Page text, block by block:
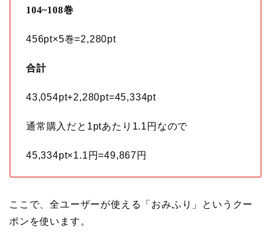
104~108巻
456pt×5巻=2,280pt
合計
43,054pt+2,280pt=45,334pt
通常購入だと1ptあたり1.1円なので
45,334pt×1.1円=49,867円
ここで、全ユーザーが使える「おみふり」というクー
ポンを使います。